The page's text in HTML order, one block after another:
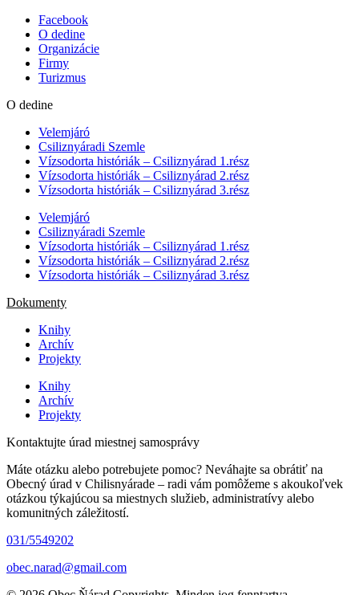
Facebook
O dedine
Organizácie
Firmy
Turizmus
O dedine
Velemjáró
Csiliznyáradi Szemle
Vízsodorta históriák – Csiliznyárad 1.rész
Vízsodorta históriák – Csiliznyárad 2.rész
Vízsodorta históriák – Csiliznyárad 3.rész
Velemjáró
Csiliznyáradi Szemle
Vízsodorta históriák – Csiliznyárad 1.rész
Vízsodorta históriák – Csiliznyárad 2.rész
Vízsodorta históriák – Csiliznyárad 3.rész
Dokumenty
Knihy
Archív
Projekty
Knihy
Archív
Projekty
Kontaktujte úrad miestnej samosprávy
Máte otázku alebo potrebujete pomoc? Neváhajte sa obrátiť na
Obecný úrad v Chilisnyárade – radi vám pomôžeme s akoukoľvek
otázkou týkajúcou sa miestnych služieb, administratívy alebo
komunitných záležitostí.
031/5549202
obec.narad@gmail.com